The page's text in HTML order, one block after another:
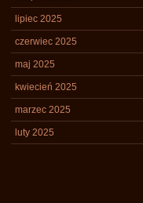
lipiec 2025
czerwiec 2025
maj 2025
kwiecień 2025
marzec 2025
luty 2025